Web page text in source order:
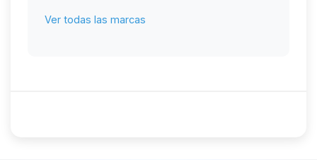
Ver todas las marcas